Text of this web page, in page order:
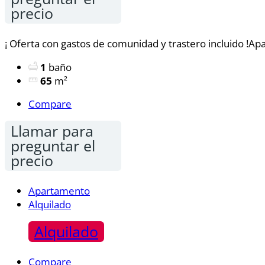
precio
¡ Oferta con gastos de comunidad y trastero incluido
1 baño
65 m²
Compare
Llamar para
preguntar el
precio
Apartamento
Alquilado
Alquilado
Compare